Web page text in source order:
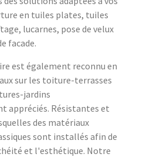
en tuiles plates, tuiles
lucarnes, pose de velux
facade.
est également reconnu en
sur les toiture-terrasses
jardins
appréciés. Résistantes et
des matériaux
sont installés afin de
et l'esthétique. Notre